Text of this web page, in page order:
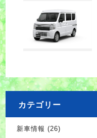
カテゴリー
新車情報 (26)